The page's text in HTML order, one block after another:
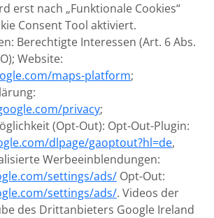
erst nach „Funktionale Cookies“
Consent Tool aktiviert.
Berechtigte Interessen (Art. 6 Abs.
Website:
maps-platform;
privacy;
(Opt-Out): Opt-Out-Plugin:
dlpage/gaoptout?hl=de,
Werbeeinblendungen:
settings/ads/ Opt-Out:
settings/ads/. Videos der
des Drittanbieters Google Ireland